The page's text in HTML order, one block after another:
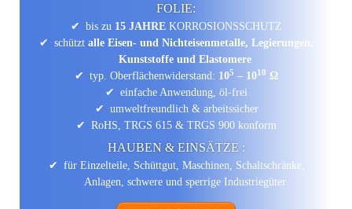
FOLIE:
bis zu 15 JAHREKORROSIONS­SCHUTZ
schütztalle Eisen- und Nichteisenmetalle, Legierungen,
Kunststoffe und Elastomere
typ. Oberflächen­widerstand: 105 – 1010 Ω
einfache Anwendung, öl-frei
umwelt­freundlich & arbeits­sicher
RoHS, TRGS 615 & TRGS 900 konform
HAUBEN & EINSÄTZE :
für Einzelteile, Schüttgut, Maschinen, Schaltschränke,
Anlagen, schwere und sperrige Industrie­güter